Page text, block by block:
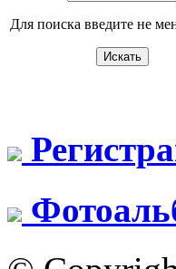
Для поиска введите не